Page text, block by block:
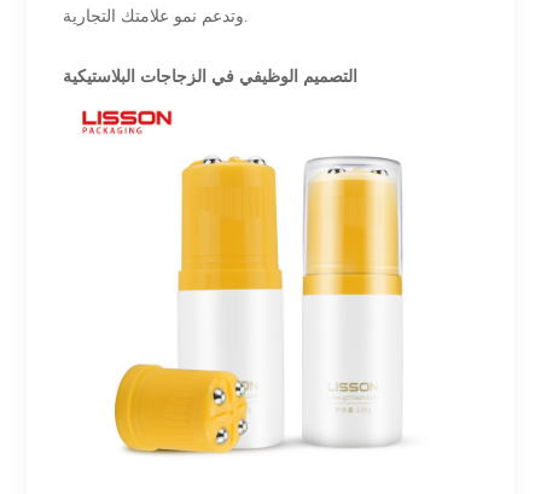
وتدعم نمو علامتك التجارية.
التصميم الوظيفي في الزجاجات البلاستيكية